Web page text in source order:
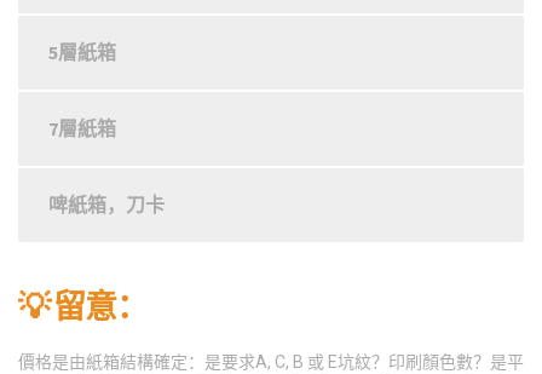
5層紙箱
7層紙箱
啤紙箱，刀卡
💡 留意：
價格是由紙箱結構確定：是要求A, C, B 或 E坑紋？印刷顏色數？是平